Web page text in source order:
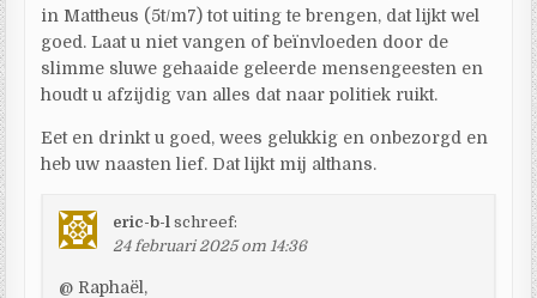
in Mattheus (5t/m7) tot uiting te brengen, dat lijkt wel
goed. Laat u niet vangen of beïnvloeden door de
slimme sluwe gehaaide geleerde mensengeesten en
houdt u afzijdig van alles dat naar politiek ruikt.
Eet en drinkt u goed, wees gelukkig en onbezorgd en
heb uw naasten lief. Dat lijkt mij althans.
eric-b-l schreef:
24 februari 2025 om 14:36
@ Raphaël,